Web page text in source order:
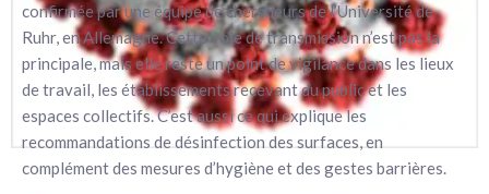
confirmée par une équipe de chercheurs de l’Université de
Ruhr, en Allemagne. Cette voie de transmission n’est pas la
principale, mais elle reste un point de vigilance dans les lieux
de travail, les établissements recevant du public et les
espaces collectifs. C’est aussi ce qui explique les
recommandations de désinfection des surfaces, en
complément des mesures d’hygiène et des gestes barrières.